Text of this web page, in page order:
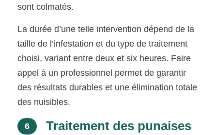
sont colmatés.
La durée d’une telle intervention dépend de la
taille de l’infestation et du type de traitement
choisi, variant entre deux et six heures. Faire
appel à un professionnel permet de garantir
des résultats durables et une élimination totale
des nuisibles.
6
Traitement des punaises